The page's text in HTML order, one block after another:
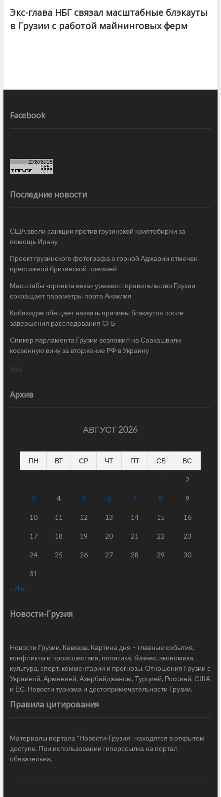
Экс-глава НБГ связал масштабные блэкауты
в Грузии с работой майнинговых ферм
Facebook
Последние новости
США ввели санкции против грузинской криптобиржи за
помощь Ирану
Проект грузинского фотографа о горной Аджарии отмечен
престижной британской премией
Масштабы «проекта века» урезают: правительство Грузии
сокращает параметры порта Анаклия
Кобахидзе обещает назвать причины блэкаутов после
завершения расследования СГБ
Спикер парламента Грузии возложил на Саакашвили
косвенную вину за вторжение РФ в Украину
RSS
Архив
АВГУСТ 2026
ПН ВТ СР ЧТ ПТ СБ ВС
1 2
3 4 5 6 7 8 9
10 11 12 13 14 15 16
17 18 19 20 21 22 23
24 25 26 27 28 29 30
31
« Июл
Новости-Грузия
Новости Грузии, Кавказа. Картина дня – главные события,
конфликты и происшествия, политика, бизнес, экономика,
культура, спорт, комментарии и прогнозы. Отношения Грузии с
Украиной, Арменией, Азербайджаном, Турцией, Россией, США
и ЕС. Новости туризма и достопримечательности Грузии.
Правила цитирования
Материалы портала "Новости-Грузия" находятся в открытом
доступе. При использовании гиперссылка на портал
обязательна.